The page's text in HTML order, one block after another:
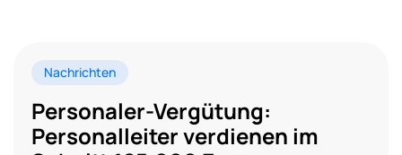
Nachrichten
Personaler-Vergütung:
Personalleiter verdienen im